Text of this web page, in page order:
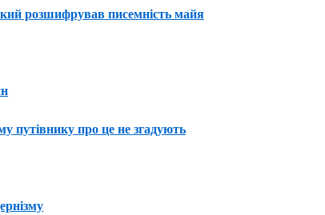
розшифрував писемність майя
путівнику про це не згадують